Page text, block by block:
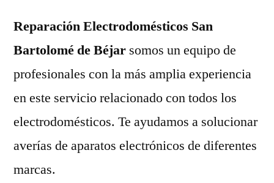
Reparación Electrodomésticos San
Bartolomé de Béjar somos un equipo de
profesionales con la más amplia experiencia
en este servicio relacionado con todos los
electrodomésticos. Te ayudamos a solucionar
averías de aparatos electrónicos de diferentes
marcas.